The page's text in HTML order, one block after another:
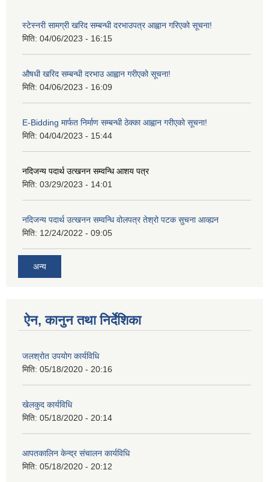
स्टेस्नरी सामग्री खरिद सम्बन्धी दरभाउपत्र आह्वान गरिएको सूचना!
मिति: 04/06/2023 - 16:15
औषधी खरिद सम्बन्धी दरभाउ आह्वान गरीएको सूचना!
मिति: 04/06/2023 - 16:09
E-Bidding मार्फत निर्माण सम्बन्धी ठेक्का आह्वान गरीएको सूचना!
मिति: 04/04/2023 - 15:44
नदिजन्य पदार्थ उत्खनन सम्वन्धि आशय पत्र
मिति: 03/29/2023 - 14:01
नदिजन्य पदार्थ उत्खनन सम्वन्धि वोलपत्र तेश्रो पटक सुचना आव्ह्यन
मिति: 12/24/2022 - 09:05
अन्य
ऐन, कानुन तथा निर्देशिका
जलश्रोत उपयोग कार्यविधि
मिति: 05/18/2020 - 20:16
खेलकुद कार्यविधि
मिति: 05/18/2020 - 20:14
आपतकालिन केन्द्र संचालन कार्यविधि
मिति: 05/18/2020 - 20:12